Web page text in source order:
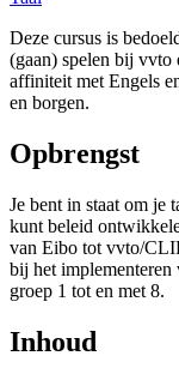
Deze cursus is
(gaan) spelen bij vvto
affiniteit met Engels
en borgen.
Opbrengst
Je bent in staat om je
kunt beleid
van Eibo tot vvto/
bij het implementeren
groep 1 tot en met 8.
Inhoud